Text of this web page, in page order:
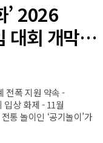
’ 2026
대회 개막…
전폭 지원 약속 -
입상 화제 - 11월
통 놀이인 ‘공기놀이’가